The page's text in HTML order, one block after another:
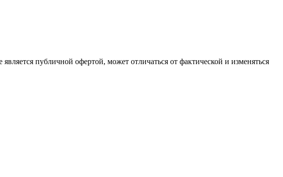
публичной офертой, может отличаться от фактической и изменяться